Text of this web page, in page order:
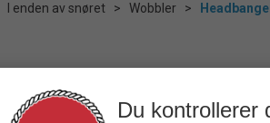
I enden av snøret > Wobbler >
Du kontrollerer